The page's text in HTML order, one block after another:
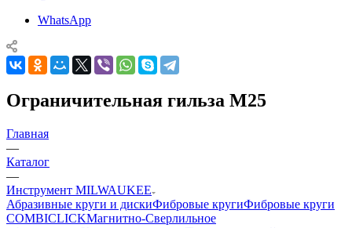
WhatsApp
Ограничительная гильза M25
Главная
—
Каталог
—
Инструмент MILWAUKEE
Абразивные круги и дискиФибровые кругиФибровые круги
COMBICLICKМагнитно-Сверлильное